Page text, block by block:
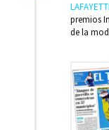
premios
de la